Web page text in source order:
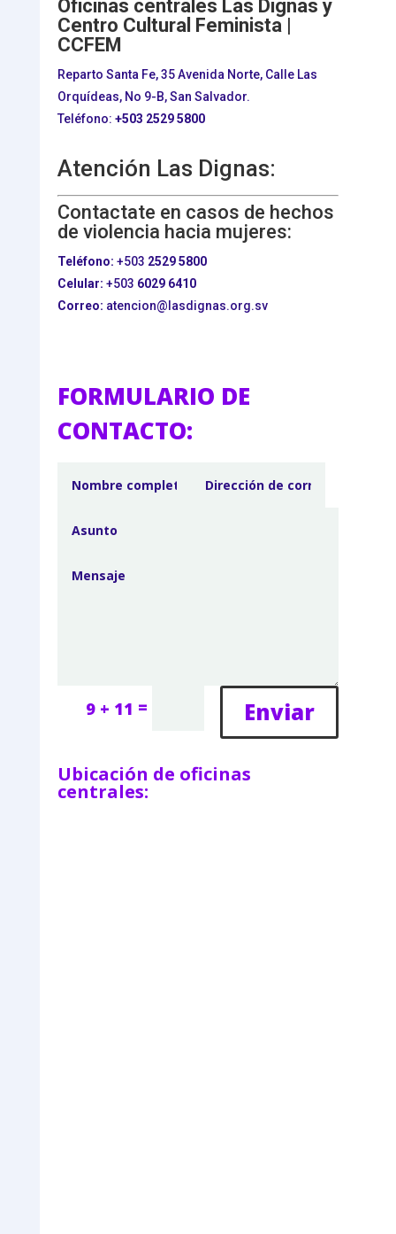
Oficinas centrales Las Dignas y
Centro Cultural Feminista |
CCFEM
Reparto Santa Fe, 35 Avenida Norte, Calle Las
Orquídeas, No 9-B, San Salvador.
Teléfono: +503 2529 5800
Atención Las Dignas:
Contactate en casos de hechos
de violencia hacia mujeres:
Teléfono: +503 2529 5800
Celular: +503 6029 6410
Correo: atencion@lasdignas.org.sv
FORMULARIO DE
CONTACTO:
9 + 11 = Enviar
Ubicación de oficinas
centrales: